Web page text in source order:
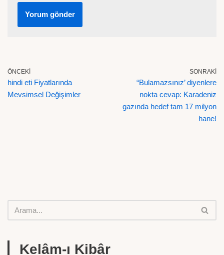
ÖNCEKI
hindi eti Fiyatlarında
Mevsimsel Değişimler
SONRAKI
“Bulamazsınız’ diyenlere
nokta cevap: Karadeniz
gazında hedef tam 17 milyon
hane!
Kelâm-ı Kibâr